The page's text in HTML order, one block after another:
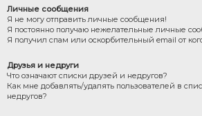
Личные сообщения
Я не могу отправить личные сообщения!
Я постоянно получаю нежелательные личные
Я получил спам или оскорбительный email от
Друзья и недруги
Что означают списки друзей и недругов?
Как мне добавлять/удалять пользователей в
недругов?